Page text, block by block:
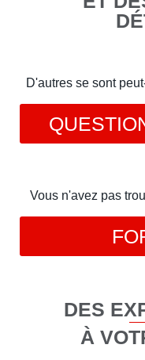
D'autres se sont
Vous n'avez pas
DES
À